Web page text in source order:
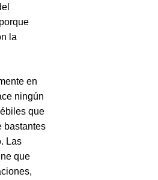
la
en
ningún
que
bastantes
Las
que